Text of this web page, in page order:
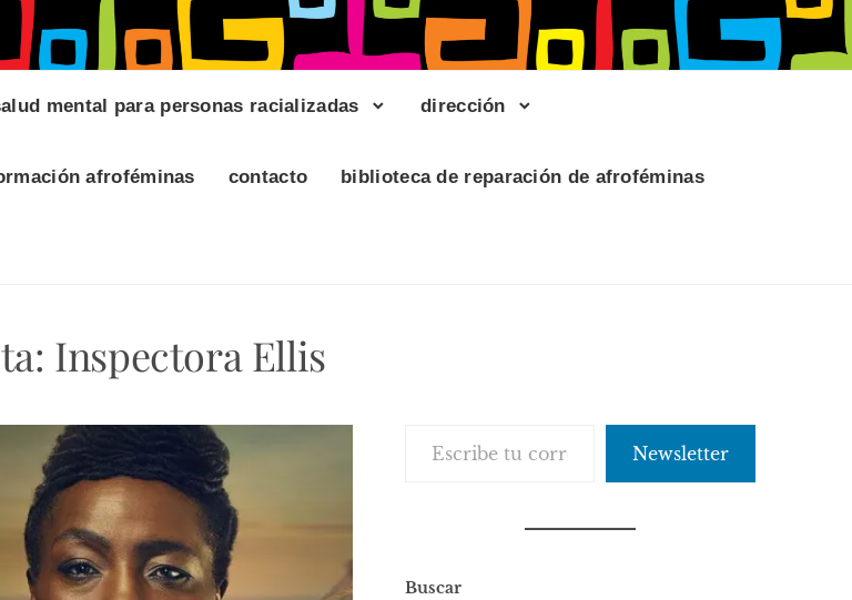
mental para personas racializadas dirección
afroféminas contacto biblioteca de reparación de afroféminas
Inspectora Ellis
Newsletter
Buscar